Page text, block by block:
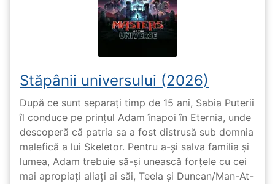
Stăpânii universului (2026)
După ce sunt separați timp de 15 ani, Sabia Puterii
îl conduce pe prințul Adam înapoi în Eternia, unde
descoperă că patria sa a fost distrusă sub domnia
malefică a lui Skeletor. Pentru a-și salva familia și
lumea, Adam trebuie să-și unească forțele cu cei
mai apropiați aliați ai săi, Teela și Duncan/Man-At-